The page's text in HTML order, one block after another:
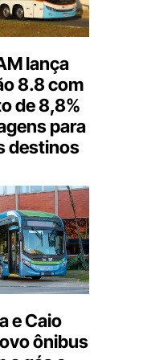
lança
8.8 com
de 8,8%
para
destinos
e Caio
ônibus